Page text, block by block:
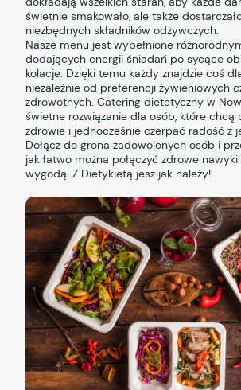
świetnie smakowało, ale także
niezbędnych składników odżywczych.
Nasze menu jest wypełnione
dodających energii śniadań po sycące
kolacje. Dzięki temu każdy znajdzie coś
niezależnie od preferencji żywieniowych
zdrowotnych. Catering dietetyczny w
świetne rozwiązanie dla osób, które chcą
zdrowie i jednocześnie czerpać radość z
Dołącz do grona zadowolonych osób i
jak łatwo można połączyć zdrowe
wygodą. Z Dietykietą jesz jak należy!